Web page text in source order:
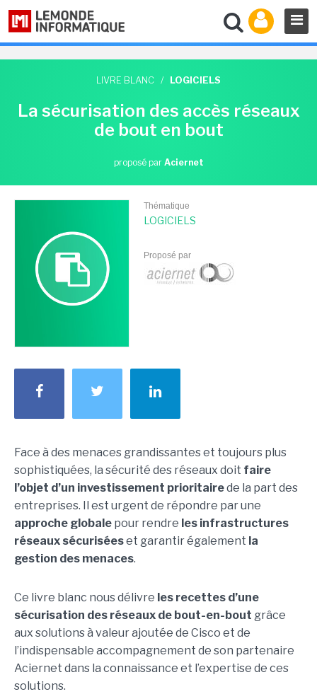
LIVRE BLANC / LOGICIELS
La sécurisation des accès réseaux
de bout en bout
proposé par Aciernet
Thématique
LOGICIELS
Proposé par
Face à des menaces grandissantes et toujours plus
sophistiquées, la sécurité des réseaux doit faire
l’objet d’un investissement prioritairede la part des
entreprises. Il est urgent de répondre par une
approche globale pour rendre les infrastructures
réseaux sécuriséeset garantir également la
gestion des menaces.
Ce livre blanc nous délivre les recettes d’une
sécurisation des réseaux de bout-en-bout grâce
aux solutions à valeur ajoutée de Cisco et de
l’indispensable accompagnement de son partenaire
Aciernet dans la connaissance et l’expertise de ces
solutions.